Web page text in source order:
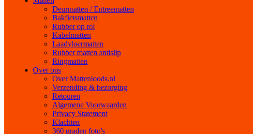
Deurmatten / Entreematten
Bakfietsmatten
Rubber op rol
Kabelmatten
Laadvloermatten
Rubber matten antislip
Ringmatten
Over ons
Over Mattenloods.nl
Verzending & bezorging
Retouren
Algemene Voorwaarden
Privacy Statement
Klachten
360 graden foto's